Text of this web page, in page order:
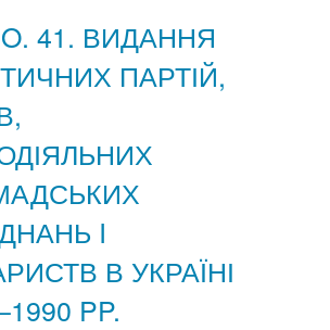
41. ВИДАННЯ
ПАРТІЙ,
I
В УКРАЇНІ
PP.